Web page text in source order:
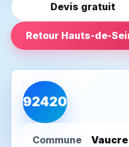
Devis gratuit
Retour Hauts-de-
92420
Commune